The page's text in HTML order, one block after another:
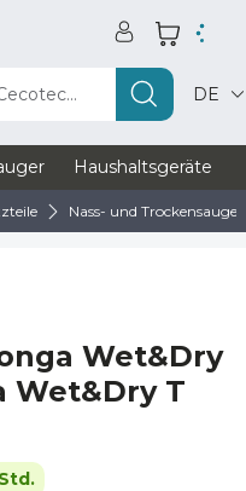
DE
Haushaltsgeräte
Nass- und
Wet&Dry
Wet&Dry T